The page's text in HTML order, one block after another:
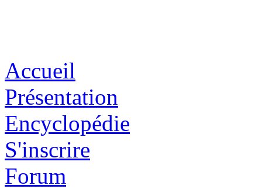
Accueil
Présentation
Encyclopédie
S'inscrire
Forum